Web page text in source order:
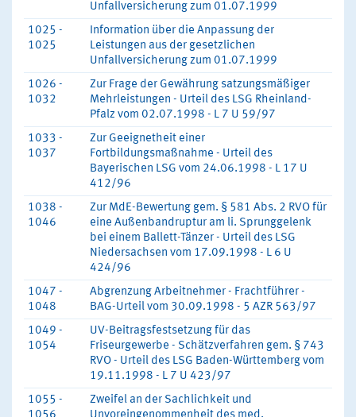
Unfallversicherung zum 01.07.1999
1025 -
1025
Information über die Anpassung der
Leistungen aus der gesetzlichen
Unfallversicherung zum 01.07.1999
1026 -
1032
Zur Frage der Gewährung satzungsmäßiger
Mehrleistungen - Urteil des LSG Rheinland-
Pfalz vom 02.07.1998 - L 7 U 59/97
1033 -
1037
Zur Geeignetheit einer
Fortbildungsmaßnahme - Urteil des
Bayerischen LSG vom 24.06.1998 - L 17 U
412/96
1038 -
1046
Zur MdE-Bewertung gem. § 581 Abs. 2 RVO für
eine Außenbandruptur am li. Sprunggelenk
bei einem Ballett-Tänzer - Urteil des LSG
Niedersachsen vom 17.09.1998 - L 6 U
424/96
1047 -
1048
Abgrenzung Arbeitnehmer - Frachtführer -
BAG-Urteil vom 30.09.1998 - 5 AZR 563/97
1049 -
1054
UV-Beitragsfestsetzung für das
Friseurgewerbe - Schätzverfahren gem. § 743
RVO - Urteil des LSG Baden-Württemberg vom
19.11.1998 - L 7 U 423/97
1055 -
Zweifel an der Sachlichkeit und